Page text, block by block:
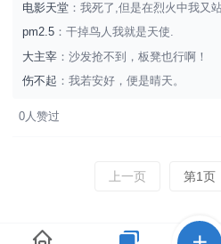
电影天堂 ：我死了,但是在烈火中我又
pm2.5 ：干掉鸟人我就是天使.
大主宰 ：沙发抢不到，板凳也行啊！
伤不起 ：我若安好，便是晴天。
0人赞过
上一页 第1页